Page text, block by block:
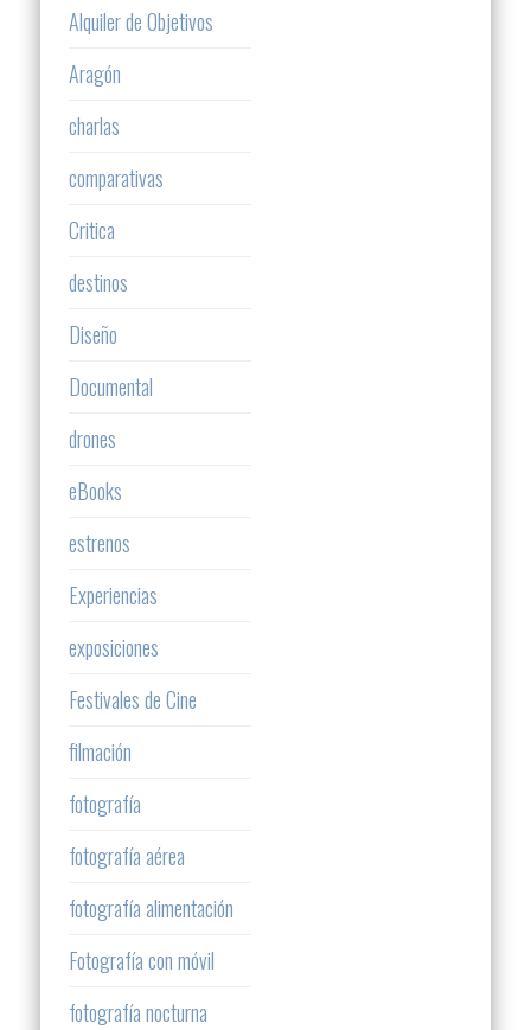
Alquiler de Objetivos
Aragón
charlas
comparativas
Critica
destinos
Diseño
Documental
drones
eBooks
estrenos
Experiencias
exposiciones
Festivales de Cine
filmación
fotografía
fotografía aérea
fotografía alimentación
Fotografía con móvil
fotografía nocturna